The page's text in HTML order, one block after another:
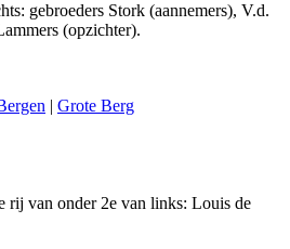
gebroeders Stork (aannemers), V.d.
(opzichter).
| Grote Berg
rij van onder 2e van links: Louis de